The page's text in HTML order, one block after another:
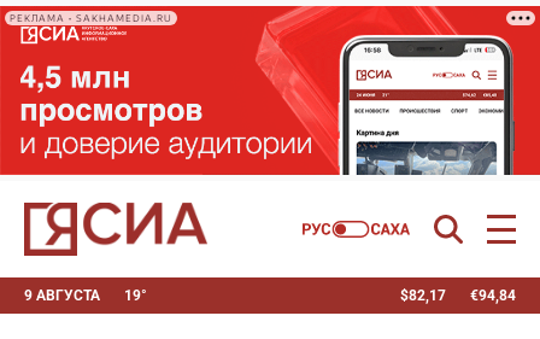
РЕКЛАМА • SAKHAMEDIA.RU
9 АВГУСТА 19° $82,17 €94,84